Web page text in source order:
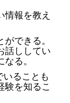
情報を教え
できる。
話ししてい
る。
いることも
験を知るこ